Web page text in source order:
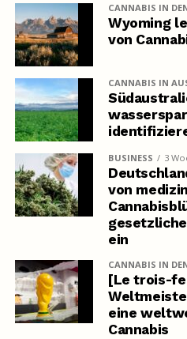
CANNABIS IN
Wyoming
von
CANNABIS IN
BUSINESS 3
von
ein
CANNABIS IN
[Le trois-
eine
Cannabis